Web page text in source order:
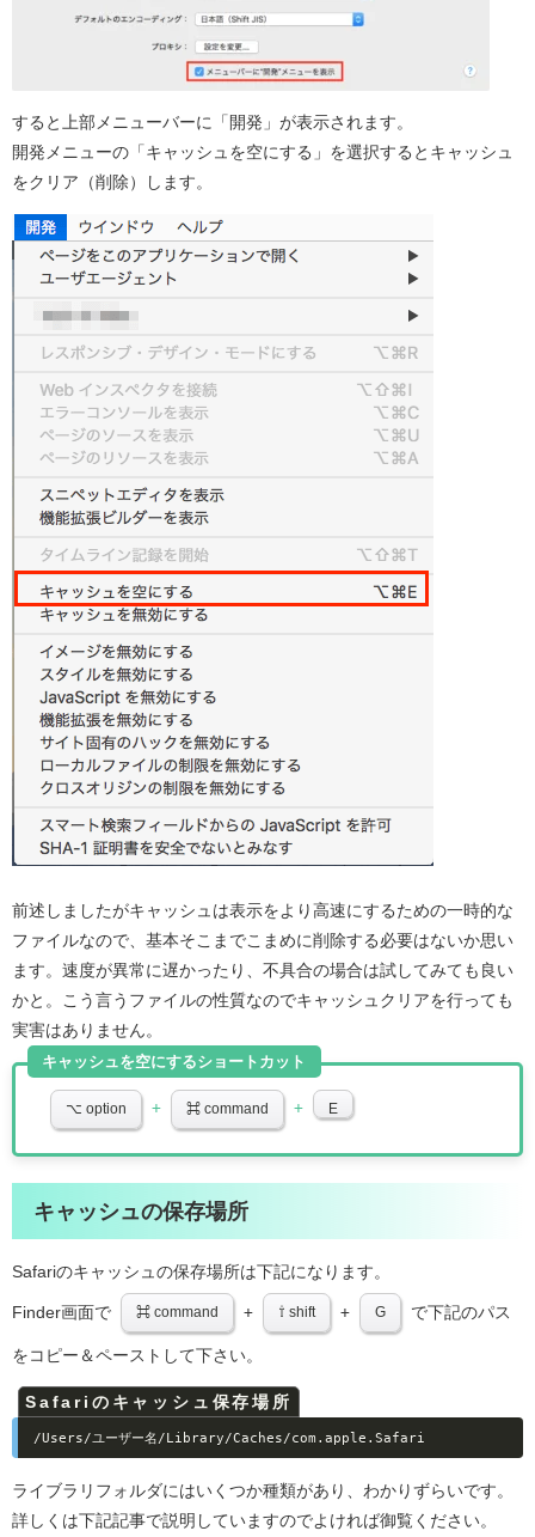
すると上部メニューバーに「開発」が表示されます。
開発メニューの「キャッシュを空にする」を選択するとキャッシュ
をクリア（削除）します。
前述しましたがキャッシュは表示をより高速にするための一時的な
ファイルなので、基本そこまでこまめに削除する必要はないか思い
ます。速度が異常に遅かったり、不具合の場合は試してみても良い
かと。こう言うファイルの性質なのでキャッシュクリアを行っても
実害はありません。
キャッシュを空にするショートカット
⌥ option + ⌘ command + E
キャッシュの保存場所
Safariのキャッシュの保存場所は下記になります。
Finder画面で ⌘ command + ⇧ shift + G で下記のパス
をコピー＆ペーストして下さい。
Safariのキャッシュ保存場所
/Users/ユーザー名/Library/Caches/com.apple.Safari
ライブラリフォルダにはいくつか種類があり、わかりずらいです。
詳しくは下記記事で説明していますのでよければ御覧ください。